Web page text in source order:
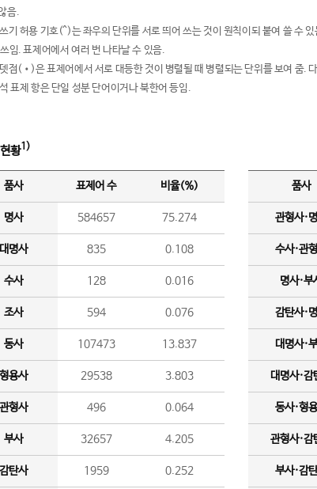
음.
기 허용 기호(^)는 좌우의 단위를 서로 띄어 쓰는 것이 원칙이되 붙여 쓸 수
임. 표제어에서 여러 번 나타날 수 있음.
점(•)은 표제어에서 서로 대등한 것이 병렬될 때 병렬되는 단위를 보여 줌.
표제 항은 단일 성분 단어이거나 북한어 등임.
황1)
품사 표제어 수 비율(%)
명사 584657 75.274
명사 835 0.108
수사 128 0.016
조사 594 0.076
동사 107473 13.837
용사 29538 3.803
형사 496 0.064
부사 32657 4.205
탄사 1959 0.252
품사
관형사·
수사·관
명사·부
감탄사·
대명사·
대명사·감
동사·형
관형사·감
부사·감